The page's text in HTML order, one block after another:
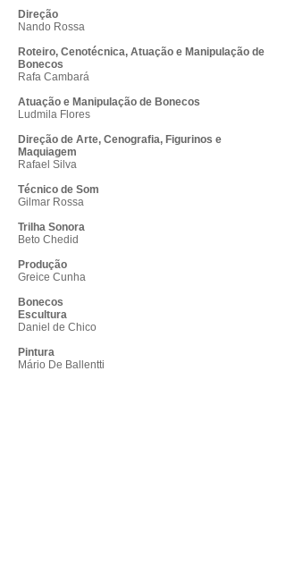
Direção
Nando Rossa
Roteiro, Cenotécnica, Atuação e Manipulação de
Bonecos
Rafa Cambará
Atuação e Manipulação de Bonecos
Ludmila Flores
Direção de Arte, Cenografia, Figurinos e
Maquiagem
Rafael Silva
Técnico de Som
Gilmar Rossa
Trilha Sonora
Beto Chedid
Produção
Greice Cunha
Bonecos
Escultura
Daniel de Chico
Pintura
Mário De Ballentti